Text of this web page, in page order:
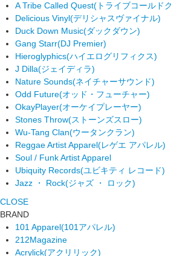
A Tribe Called Quest(トライブコールド
Delicious Vinyl(デリシャスヴァイナル)
Duck Down Music(ダックダウン)
Gang Starr(DJ Premier)
Hieroglyphics(ハイエログリフィクス)
J Dilla(ジェイディラ)
Nature Sounds(ネイチャーサウンド)
Odd Future(オッド・フューチャー)
OkayPlayer(オーケイプレーヤー)
Stones Throw(ストーンズスロー)
Wu-Tang Clan(ウータンクラン)
Reggae Artist Apparel(レゲエ アパレル)
Soul / Funk Artist Apparel
Ubiquity Records(ユビキティ レコード)
Jazz ・ Rock(ジャズ ・ ロック)
CLOSE
BRAND
101 Apparel(101アパレル)
212Magazine
Acrylick(アクリリック)